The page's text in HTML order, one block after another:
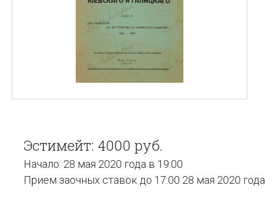
Эстимейт: 4000 руб.
Начало: 28 мая 2020 года в 19:00
Прием заочных ставок до 17:00 28 мая 2020 года